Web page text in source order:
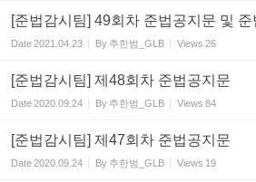
[준법감시팀] 49회차 준법공지문 및 준
Date2021.04.23 By 추한범_GLB Views 26
[준법감시팀] 제48회차 준법공지문
Date2020.09.24 By 추한범_GLB Views 84
[준법감시팀] 제47회차 준법공지문
Date2020.09.24 By 추한범_GLB Views 19